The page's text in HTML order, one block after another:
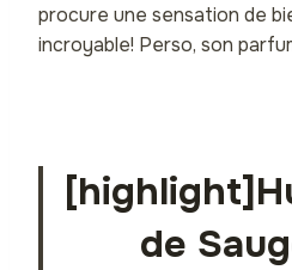
procure une sensation de
incroyable! Perso, son
de